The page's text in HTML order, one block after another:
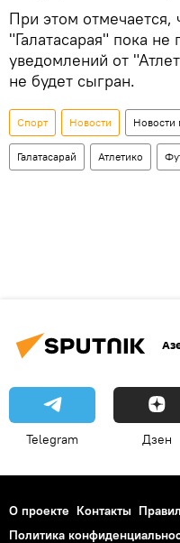
При этом отмечается,
"Галатасарая" пока
уведомлений от
не будет сыгран.
Спорт Новости Новости
Галатасарай Атлетико
Telegram Дзен
О проекте Контакты
Политика